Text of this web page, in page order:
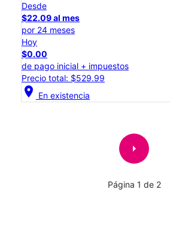
Desde
$22.09 al mes
por 24 meses
Hoy
$0.00
de pago inicial + impuestos
Precio total: $529.99
location_on En existencia
arrow_right
Página 1 de 2